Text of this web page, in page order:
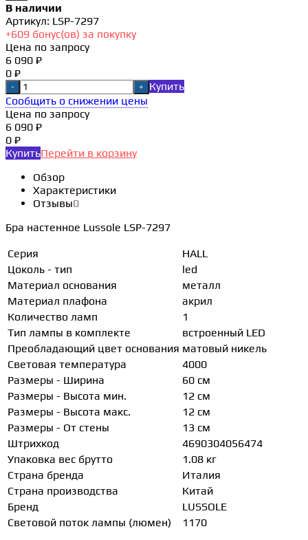
В наличии
Артикул: LSP-7297
+609 бонус(ов) за покупку
Цена по запросу
6 090 ₽
0 ₽
- +
Купить
Сообщить о снижении цены
Цена по запросу
6 090 ₽
0 ₽
КупитьПерейти в корзину
Обзор
Характеристики
Отзывы0
Бра настенное Lussole LSP-7297
Серия
HALL
Цоколь - тип
led
Материал основания
металл
Материал плафона
акрил
Количество ламп
1
Тип лампы в комплекте
встроенный LED
Преобладающий цвет основания матовый никель
Световая температура
4000
Размеры - Ширина
60 см
Размеры - Высота мин.
12 см
Размеры - Высота макс.
12 см
Размеры - От стены
13 см
Штрихкод
4690304056474
Упаковка вес брутто
1.08 кг
Страна бренда
Италия
Страна производства
Китай
Бренд
LUSSOLE
Световой поток лампы (люмен)
1170